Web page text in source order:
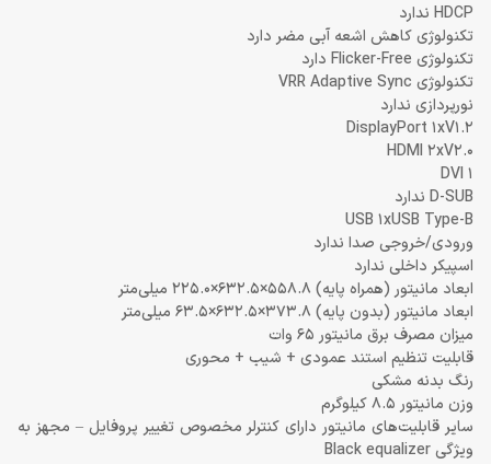
HDCP ندارد
تکنولوژی کاهش اشعه آبی مضر دارد
تکنولوژی Flicker-Free دارد
تکنولوژی VRR Adaptive Sync
نورپردازی ندارد
DisplayPort 1xV1.2
HDMI 2xV2.0
DVI 1
D-SUB ندارد
USB 1xUSB Type-B
ورودی/خروجی صدا ندارد
اسپیکر داخلی ندارد
ابعاد مانیتور (همراه پایه) 558.8×632.5×225.0 میلی‌متر
ابعاد مانیتور (بدون پایه) 373.8×632.5×63.5 میلی‌متر
میزان مصرف برق مانیتور 65 وات
قابلیت تنظیم استند عمودی + شیب + محوری
رنگ بدنه مشکی
وزن مانیتور 8.5 کیلوگرم
سایر قابلیت‌های مانیتور دارای کنترلر مخصوص تغییر پروفایل – مجهز به
ویژگی Black equalizer